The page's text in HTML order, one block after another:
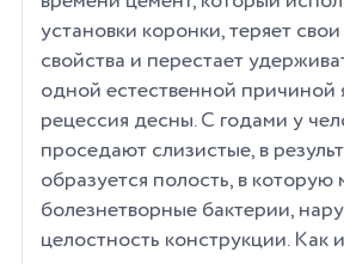
установки коронки, теряет
свойства и перестает
одной естественной причиной
рецессия десны. С годами у
проседают слизистые, в
образуется полость, в которую
болезнетворные бактерии,
целостность конструкции. Как